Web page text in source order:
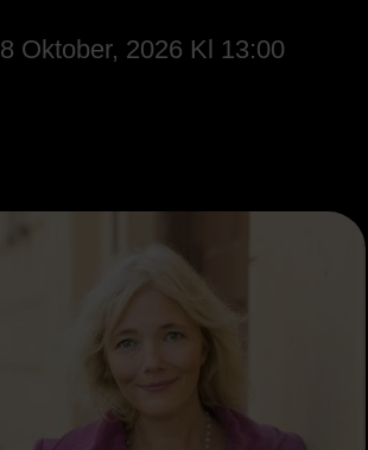
8 Oktober, 2026 Kl 13:00